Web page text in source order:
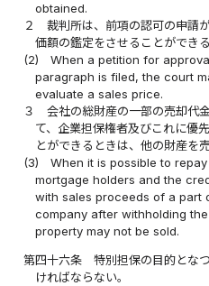
obtained.
２
裁判所は、前項の認可の申請
価額の鑑定をさせることができる
(2)
When a petition for
paragraph is filed, the court
evaluate a sales price.
３
会社の総財産の一部の売却代
て、企業担保権者及びこれに優
とができるときは、他の財産を
(3)
When it is possible to
mortgage holders and the
with sales proceeds of a part
company after withholding
property may not be sold.
第四十六条
特別担保の目的とな
ければならない。